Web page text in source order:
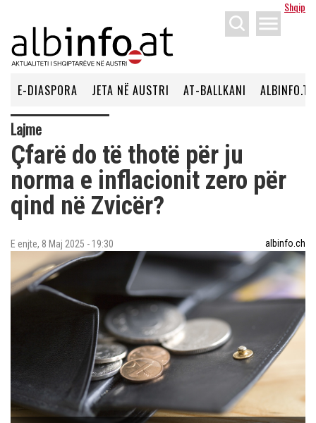
Shqip
menu
E-DIASPORA JETA NË AUSTRI AT-BALLKANI ALBINFO.TV
Lajme
Çfarë do të thotë për ju
norma e inflacionit zero për
qind në Zvicër?
E enjte, 8 Maj 2025 - 19:30 albinfo.ch